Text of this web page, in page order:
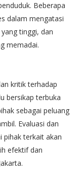
Beberapa
dalam mengatasi
tinggi, dan
memadai.
kritik terhadap
bersikap terbuka
sebagai peluang
Evaluasi dan
pihak terkait akan
efektif dan